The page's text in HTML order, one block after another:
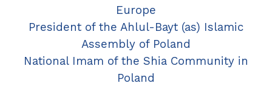
Europe
President of the Ahlul-Bayt (as) Islamic
Assembly of Poland
National Imam of the Shia Community in
Poland